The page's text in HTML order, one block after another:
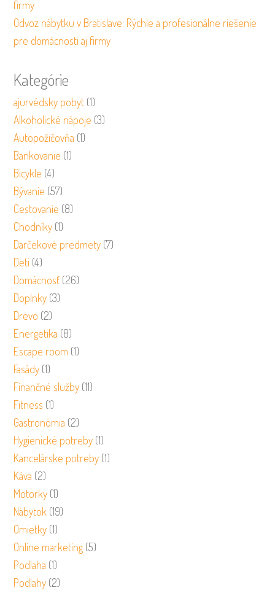
firmy
Odvoz nábytku v Bratislave: Rýchle a profesionálne riešenie
pre domácnosti aj firmy
Kategórie
ajurvédsky pobyt (1)
Alkoholické nápoje (3)
Autopožičovňa (1)
Bankovanie (1)
Bicykle (4)
Bývanie (57)
Cestovanie (8)
Chodníky (1)
Darčekové predmety (7)
Deti (4)
Domácnosť (26)
Doplnky (3)
Drevo (2)
Energetika (8)
Escape room (1)
Fasády (1)
Finančné služby (11)
Fitness (1)
Gastronómia (2)
Hygienické potreby (1)
Kancelárske potreby (1)
Káva (2)
Motorky (1)
Nábytok (19)
Omietky (1)
Online marketing (5)
Podlaha (1)
Podlahy (2)